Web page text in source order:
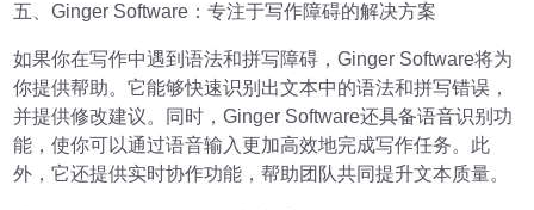
五、Ginger Software：专注于写作障碍的解决方案
如果你在写作中遇到语法和拼写障碍，Ginger Software将为
你提供帮助。它能够快速识别出文本中的语法和拼写错误，
并提供修改建议。同时，Ginger Software还具备语音识别功
能，使你可以通过语音输入更加高效地完成写作任务。此
外，它还提供实时协作功能，帮助团队共同提升文本质量。